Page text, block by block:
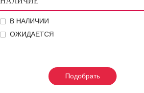
В НАЛИЧИИ
ОЖИДАЕТСЯ
Подобрать
Подобрать
Подобрать